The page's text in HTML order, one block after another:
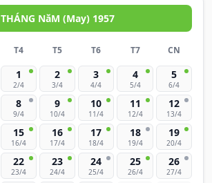
THÁNG NăM (May) 1957
T4 T5 T6 T7 CN
1
2/4
2
3/4
3
4/4
4
5/4
5
6/4
8
9/4
9
10/4
10
11/4
11
12/4
12
13/4
15
16/4
16
17/4
17
18/4
18
19/4
19
20/4
22
23/4
23
24/4
24
25/4
25
26/4
26
27/4